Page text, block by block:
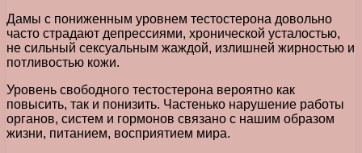
Дамы с пониженным уровнем тестостерона довольно
часто страдают депрессиями, хронической усталостью,
не сильный сексуальным жаждой, излишней жирностью и
потливостью кожи.
Уровень свободного тестостерона вероятно как
повысить, так и понизить. Частенько нарушение работы
органов, систем и гормонов связано с нашим образом
жизни, питанием, восприятием мира.